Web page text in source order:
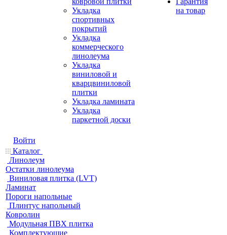
Укладка
спортивных
покрытий
Укладка
коммерческого
линолеума
Укладка
виниловой и
кварцвиниловой
плитки
Укладка ламината
Укладка
паркетной доски
на товар
Войти
Каталог
Линолеум
Остатки линолеума
Виниловая плитка (LVT)
Ламинат
Пороги напольные
Плинтус напольный
Ковролин
Модульная ПВХ плитка
Комплектующие